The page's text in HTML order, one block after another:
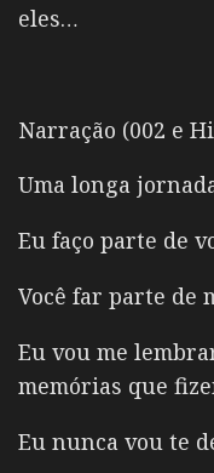
eles…
Narração (002 e
Uma longa
Eu faço parte de
Você far parte de
Eu vou me
memórias que
Eu nunca vou te